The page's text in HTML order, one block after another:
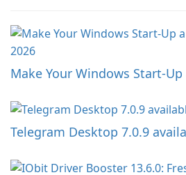
Make Your Windows Start-Up
Telegram Desktop 7.0.9